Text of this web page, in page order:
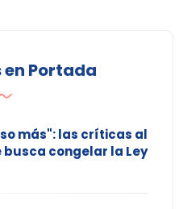
Portada
más": las críticas al
congelar la Ley